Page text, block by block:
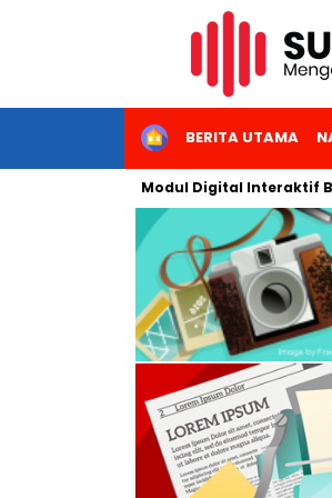
HOMEBERITA UTAMA
Modul Digital Interaktif